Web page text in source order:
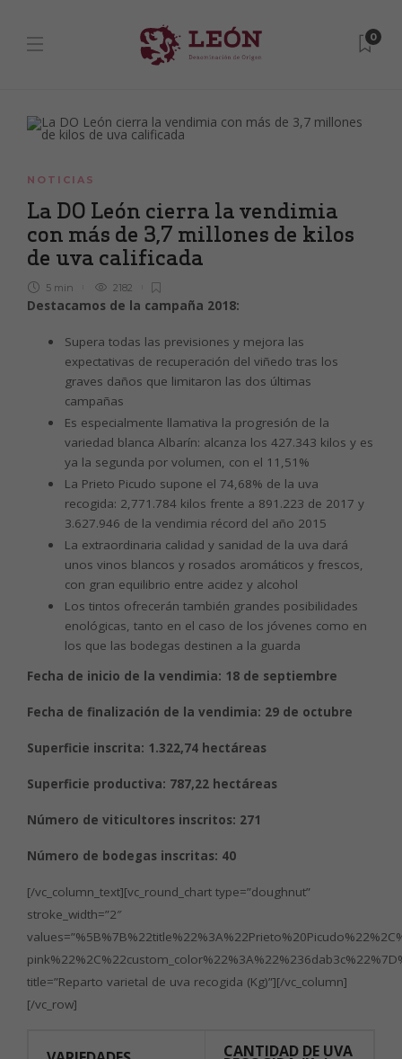
0
NOTICIAS
La DO León cierra la vendimia
con más de 3,7 millones de kilos
de uva calificada
5 min 2182
Destacamos de la campaña 2018:
Supera todas las previsiones y mejora las
expectativas de recuperación del viñedo tras los
graves daños que limitaron las dos últimas
campañas
Es especialmente llamativa la progresión de la
variedad blanca Albarín: alcanza los 427.343 kilos y es
ya la segunda por volumen, con el 11,51%
La Prieto Picudo supone el 74,68% de la uva
recogida: 2,771.784 kilos frente a 891.223 de 2017 y
3.627.946 de la vendimia récord del año 2015
La extraordinaria calidad y sanidad de la uva dará
unos vinos blancos y rosados aromáticos y frescos,
con gran equilibrio entre acidez y alcohol
Los tintos ofrecerán también grandes posibilidades
enológicas, tanto en el caso de los jóvenes como en
los que las bodegas destinen a la guarda
Fecha de inicio de la vendimia: 18 de septiembre
Fecha de finalización de la vendimia: 29 de octubre
Superficie inscrita: 1.322,74 hectáreas
Superficie productiva: 787,22 hectáreas
Número de viticultores inscritos: 271
Número de bodegas inscritas: 40
[/vc_column_text][vc_round_chart type=”doughnut”
stroke_width=”2″
title=”Reparto varietal de uva recogida (Kg)”][/vc_column]
[/vc_row]
CANTIDAD DE UVA